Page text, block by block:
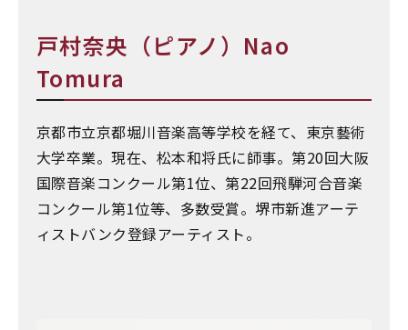
戸村奈央（ピアノ）Nao
Tomura
京都市立京都堀川音楽高等学校を経て、東京藝術
大学卒業。現在、松本和将氏に師事。第20回大阪
国際音楽コンクール第1位、第22回飛騨河合音楽
コンクール第1位等、多数受賞。堺市新進アーテ
ィストバンク登録アーティスト。